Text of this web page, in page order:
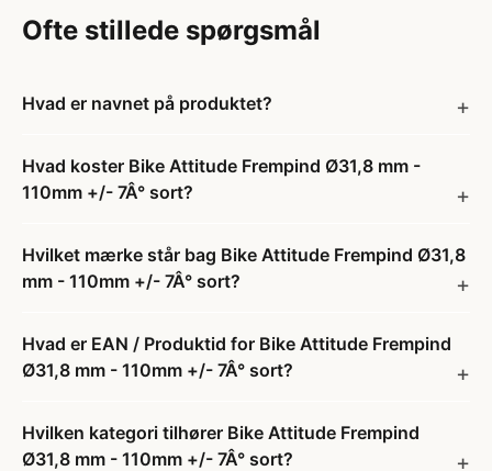
Ofte stillede spørgsmål
Hvad er navnet på produktet?
Hvad koster Bike Attitude Frempind Ø31,8 mm -
110mm +/- 7Â° sort?
Hvilket mærke står bag Bike Attitude Frempind Ø31,8
mm - 110mm +/- 7Â° sort?
Hvad er EAN / Produktid for Bike Attitude Frempind
Ø31,8 mm - 110mm +/- 7Â° sort?
Hvilken kategori tilhører Bike Attitude Frempind
Ø31,8 mm - 110mm +/- 7Â° sort?